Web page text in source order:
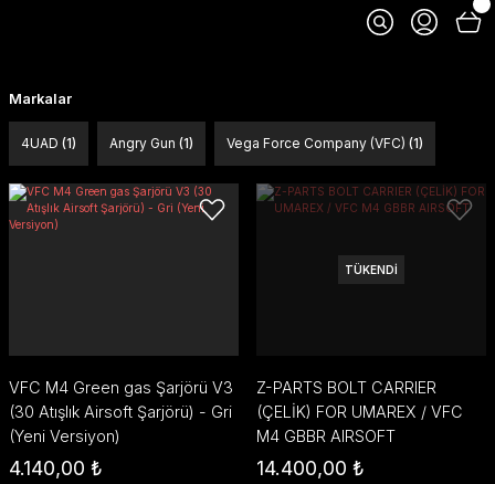
Markalar
4UAD (1) Angry Gun (1) Vega Force Company (VFC) (1)
VFC M4 Green gas Şarjörü V3
(30 Atışlık Airsoft Şarjörü) - Gri
(Yeni Versiyon)
4.140,00 ₺
TÜKENDİ
Z-PARTS BOLT CARRIER
(ÇELİK) FOR UMAREX / VFC
M4 GBBR AIRSOFT
14.400,00 ₺